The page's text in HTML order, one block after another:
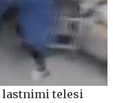
lastnimi telesi